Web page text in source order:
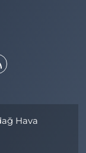
Hava